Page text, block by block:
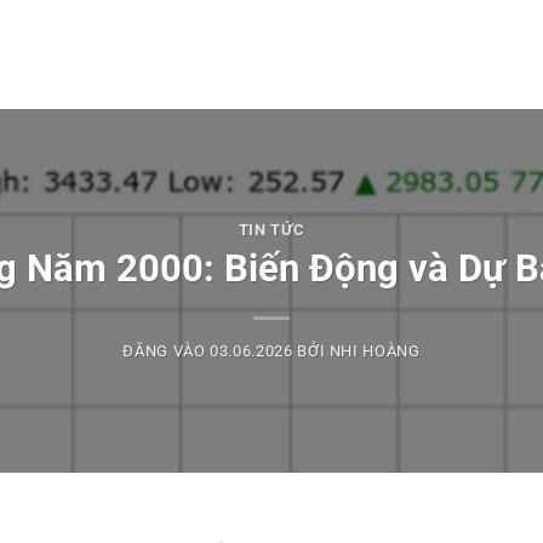
TIN TỨC
Năm 2000: Biến Động và Dự
ĐĂNG VÀO03.06.2026 BỞI NHI HOÀNG